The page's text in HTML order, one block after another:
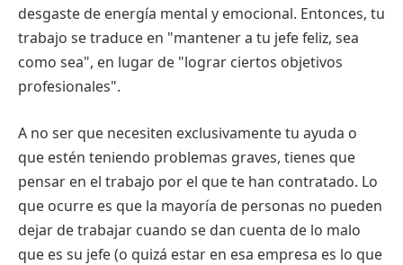
desgaste de energía mental y emocional. Entonces, tu
trabajo se traduce en "mantener a tu jefe feliz, sea
como sea", en lugar de "lograr ciertos objetivos
profesionales".
A no ser que necesiten exclusivamente tu ayuda o
que estén teniendo problemas graves, tienes que
pensar en el trabajo por el que te han contratado. Lo
que ocurre es que la mayoría de personas no pueden
dejar de trabajar cuando se dan cuenta de lo malo
que es su jefe (o quizá estar en esa empresa es lo que